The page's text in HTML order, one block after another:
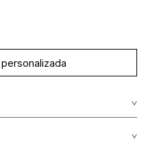
91% elastano 9%
elastane